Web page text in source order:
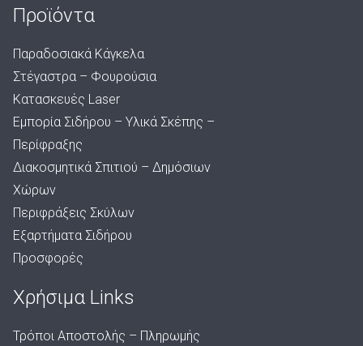
Προϊόντα
Παραδοσιακά Κάγκελα
Στέγαστρα – Φουρούσια
Κατασκευές Laser
Εμπορία Σιδήρου – Υλικά Σκέπης –
Περίφραξης
Διακοσμητικά Σπιτιού – Δημόσιων
Χώρων
Περιφράξεις Σκύλων
Εξαρτήματα Σιδήρου
Προσφορές
Χρήσιμα Links
Τρόποι Αποστολής – Πληρωμής